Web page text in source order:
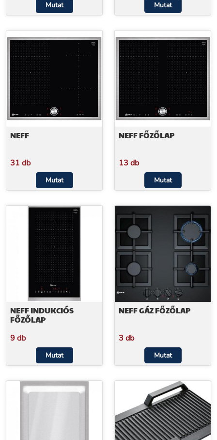
Mutat Mutat
NEFF
31 db
Mutat
NEFF FŐZŐLAP
13 db
Mutat
NEFF INDUKCIÓS
FŐZŐLAP
9 db
Mutat
NEFF GÁZ FŐZŐLAP
3 db
Mutat